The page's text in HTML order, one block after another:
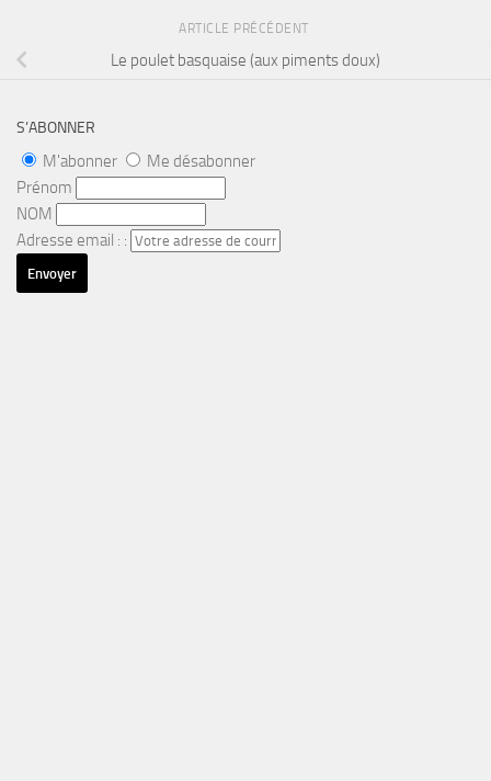
ARTICLE PRÉCÉDENT
Le poulet basquaise (aux piments doux)
S’ABONNER
M'abonner
Me désabonner
Prénom
NOM
Adresse email : :